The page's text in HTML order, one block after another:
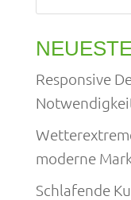
Responsive
moderne
Schlafende